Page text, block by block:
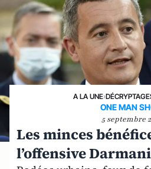
A LA UNE›
ONE MAN
5 septembre
Les minces
l’offensive